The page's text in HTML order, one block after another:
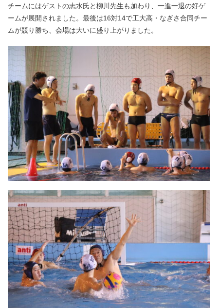
チームにはゲストの志水氏と柳川先生も加わり、一進一退の好ゲ
ームが展開されました。最後は16対14で工大高・なぎさ合同チー
ムが競り勝ち、会場は大いに盛り上がりました。